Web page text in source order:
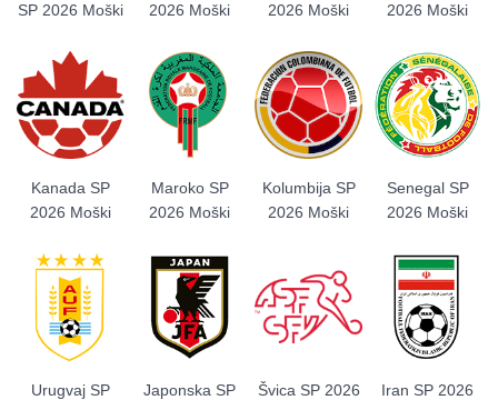
SP 2026 Moški
2026 Moški
2026 Moški
2026 Moški
Kanada SP
2026 Moški
Maroko SP
2026 Moški
Kolumbija SP
2026 Moški
Senegal SP
2026 Moški
Urugvaj SP
Japonska SP
Švica SP 2026
Iran SP 2026